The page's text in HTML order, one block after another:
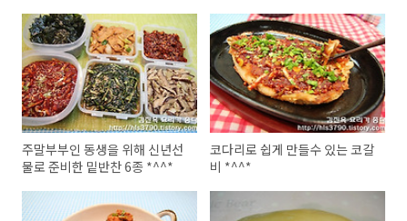
주말부부인 동생을 위해 신년선
물로 준비한 밑반찬 6종 *^^*
코다리로 쉽게 만들수 있는 코갈
비 *^^*